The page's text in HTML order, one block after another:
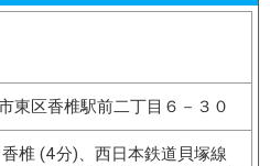
東区香椎駅前二丁目６－３０
椎 (4分)、西日本鉄道貝塚線